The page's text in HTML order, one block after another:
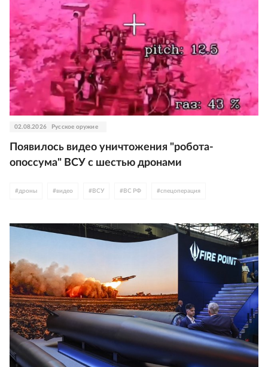
02.08.2026 Русское оружие
Появилось видео уничтожения "робота-
опоссума" ВСУ с шестью дронами
# дроны #видео # ВСУ # ВС РФ #спецоперация